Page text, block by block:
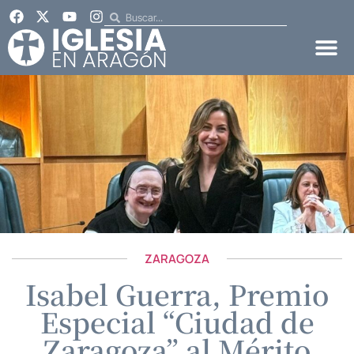
ZARAGOZA
Isabel Guerra, Premio
Especial “Ciudad de